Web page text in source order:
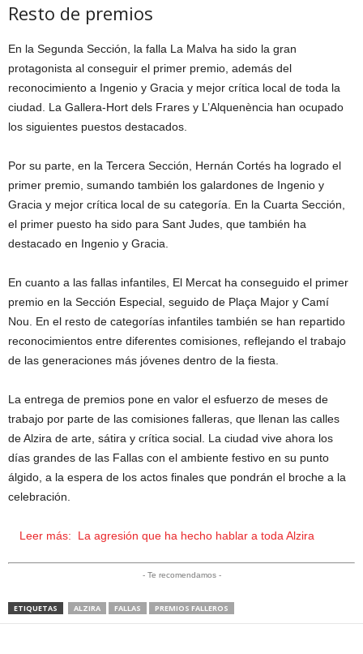
Resto de premios
En la Segunda Sección, la falla La Malva ha sido la gran
protagonista al conseguir el primer premio, además del
reconocimiento a Ingenio y Gracia y mejor crítica local de toda la
ciudad. La Gallera-Hort dels Frares y L’Alquenència han ocupado
los siguientes puestos destacados.
Por su parte, en la Tercera Sección, Hernán Cortés ha logrado el
primer premio, sumando también los galardones de Ingenio y
Gracia y mejor crítica local de su categoría. En la Cuarta Sección,
el primer puesto ha sido para Sant Judes, que también ha
destacado en Ingenio y Gracia.
En cuanto a las fallas infantiles, El Mercat ha conseguido el primer
premio en la Sección Especial, seguido de Plaça Major y Camí
Nou. En el resto de categorías infantiles también se han repartido
reconocimientos entre diferentes comisiones, reflejando el trabajo
de las generaciones más jóvenes dentro de la fiesta.
La entrega de premios pone en valor el esfuerzo de meses de
trabajo por parte de las comisiones falleras, que llenan las calles
de Alzira de arte, sátira y crítica social. La ciudad vive ahora los
días grandes de las Fallas con el ambiente festivo en su punto
álgido, a la espera de los actos finales que pondrán el broche a la
celebración.
Leer más: La agresión que ha hecho hablar a toda Alzira
- Te recomendamos -
ETIQUETAS ALZIRA FALLAS PREMIOS FALLEROS